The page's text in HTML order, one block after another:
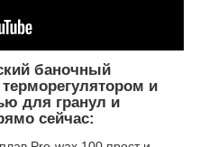
баночный
и
для гранул и
сейчас: